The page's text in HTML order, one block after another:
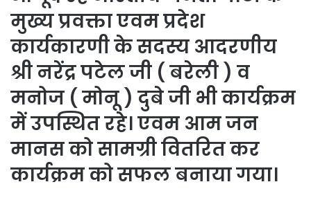
मुख्य प्रवक्ता एवम प्रदेश
कार्यकारणी के सदस्य आदरणीय
श्री नरेंद्र पटेल जी ( बरेली ) व
मनोज ( मोनू ) दुबे जी भी कार्यक्रम
में उपस्थित रहे। एवम आम जन
मानस को सामग्री वितरित कर
कार्यक्रम को सफल बनाया गया।